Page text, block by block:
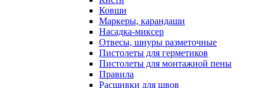
Ковши
Маркеры, карандаши
Насадка-миксер
Отвесы, шнуры разметочные
Пистолеты для герметиков
Пистолеты для монтажной пены
Правила
Расшивки для швов